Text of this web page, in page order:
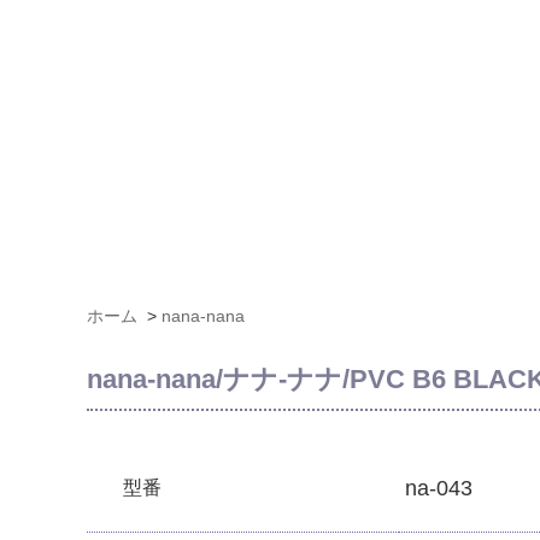
ホーム > nana-nana
nana-nana/ナナ-ナナ/PVC B6
型番 na-043